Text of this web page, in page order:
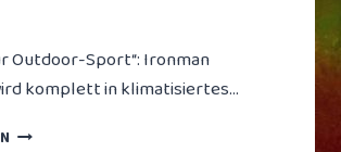
Outdoor-Sport“: Ironman
komplett in klimatisiertes…
„ZU